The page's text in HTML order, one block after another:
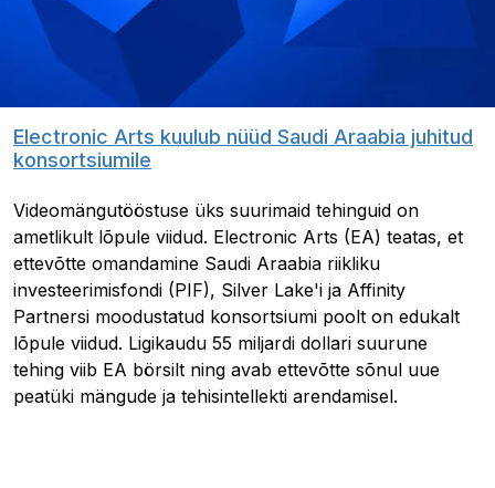
Electronic Arts kuulub nüüd Saudi Araabia juhitud
konsortsiumile
Videomängutööstuse üks suurimaid tehinguid on
ametlikult lõpule viidud. Electronic Arts (EA) teatas, et
ettevõtte omandamine Saudi Araabia riikliku
investeerimisfondi (PIF), Silver Lake'i ja Affinity
Partnersi moodustatud konsortsiumi poolt on edukalt
lõpule viidud. Ligikaudu 55 miljardi dollari suurune
tehing viib EA börsilt ning avab ettevõtte sõnul uue
peatüki mängude ja tehisintellekti arendamisel.